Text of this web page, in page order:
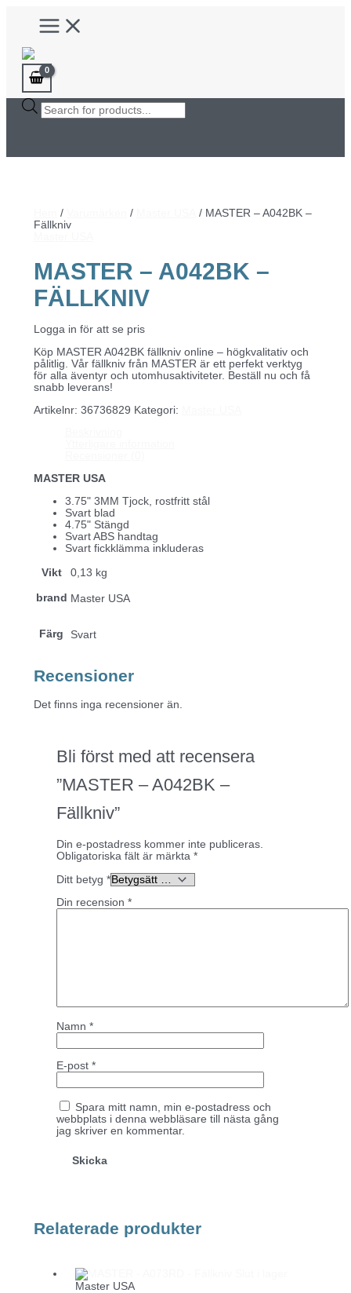
innehåll
Main
Menu
Products
search
/ /
/ MASTER – A042BK –
Fällkniv
MASTER – A042BK –
FÄLLKNIV
Logga in för att se pris
Köp MASTER A042BK fällkniv online – högkvalitativ och
pålitlig. Vår fällkniv från MASTER är ett perfekt verktyg
för alla äventyr och utomhusaktiviteter. Beställ nu och få
snabb leverans!
Artikelnr: 36736829 Kategori:
MASTER USA
3.75" 3MM Tjock, rostfritt stål
Svart blad
4.75" Stängd
Svart ABS handtag
Svart fickklämma inkluderas
Vikt 0,13 kg
brand Master USA
Färg Svart
Recensioner
Det finns inga recensioner än.
Bli först med att recensera
”MASTER – A042BK –
Fällkniv”
Din e-postadress kommer inte publiceras.
Obligatoriska fält är märkta *
Ditt betyg *
Din recension *
Namn *
E-post *
Spara mitt namn, min e-postadress och
webbplats i denna webbläsare till nästa gång
jag skriver en kommentar.
Relaterade produkter
Master USA